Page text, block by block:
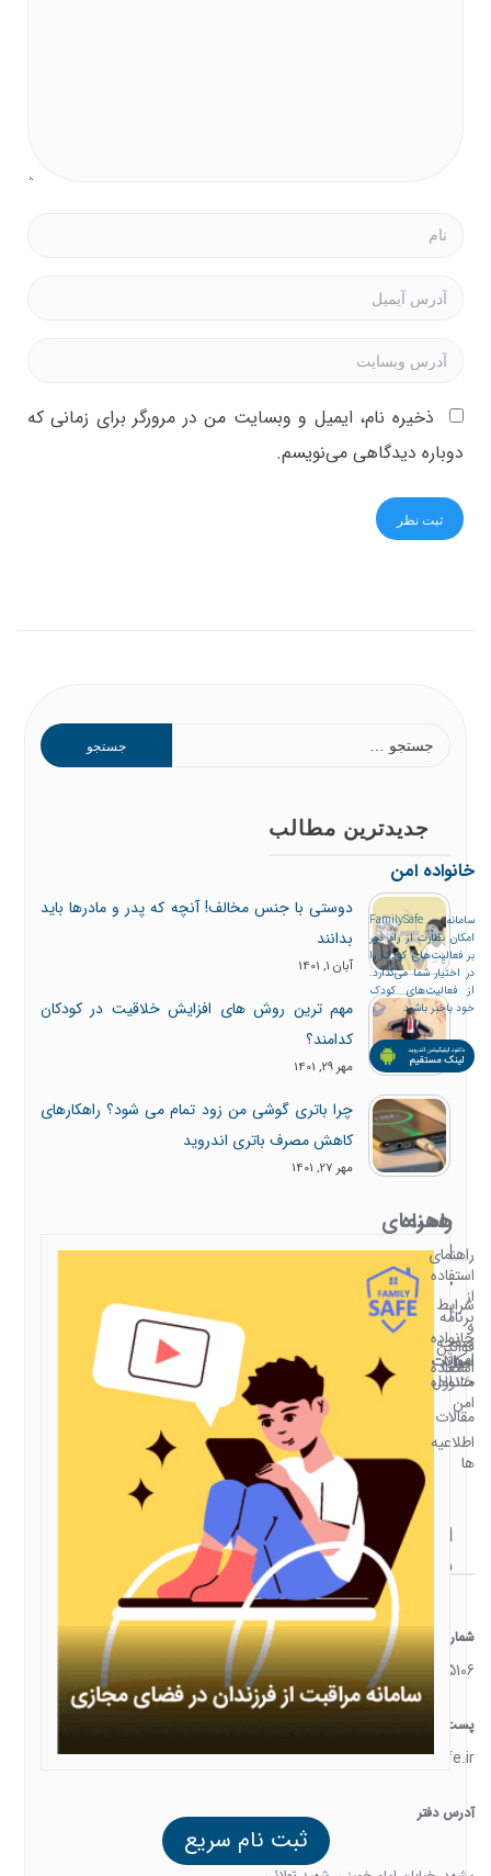
ذخیره نام، ایمیل و وبسایت من در مرورگر برای زمانی که
دوباره دیدگاهی می‌نویسم.
جدیدترین مطالب
دوستی با جنس مخالف! آنچه که پدر و مادرها باید
بدانند
آبان 1, 1401
مهم ترین روش های افزایش خلاقیت در کودکان
کدامند؟
مهر 29, 1401
چرا باتری گوشی من زود تمام می شود؟ راهکارهای
کاهش مصرف باتری اندروید
مهر 27, 1401
ثبت نام سریع
خانواده امن
سامانه FamilySafe
امکان نظارت از راه دور
بر فعالیت‌های کودک را
در اختیار شما می‌گذارد.
از فعالیت‌های کودک
خود باخبر باشید
همراه
با
خانواده
امن
صفحه
اصلی
امکانات
خانواده
امن
مقالات
اطلاعیه
ها
راهنمای
استفادهراهنمای
استفاده
از
برنامه
خانواده
امن
شرایط
و
قوانین
استفاده
سوالات
متداول
ارتباط
با ما
شماره تماس
05138385106
پست الکترونیک
support@familysafe.ir
آدرس دفتر